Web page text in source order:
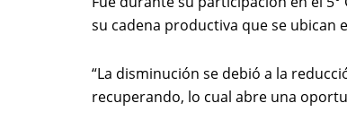
su cadena productiva que se ubican
“La disminución se debió a la
recuperando, lo cual abre una